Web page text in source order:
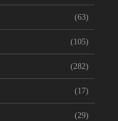
(63)
(105)
(282)
(17)
(29)